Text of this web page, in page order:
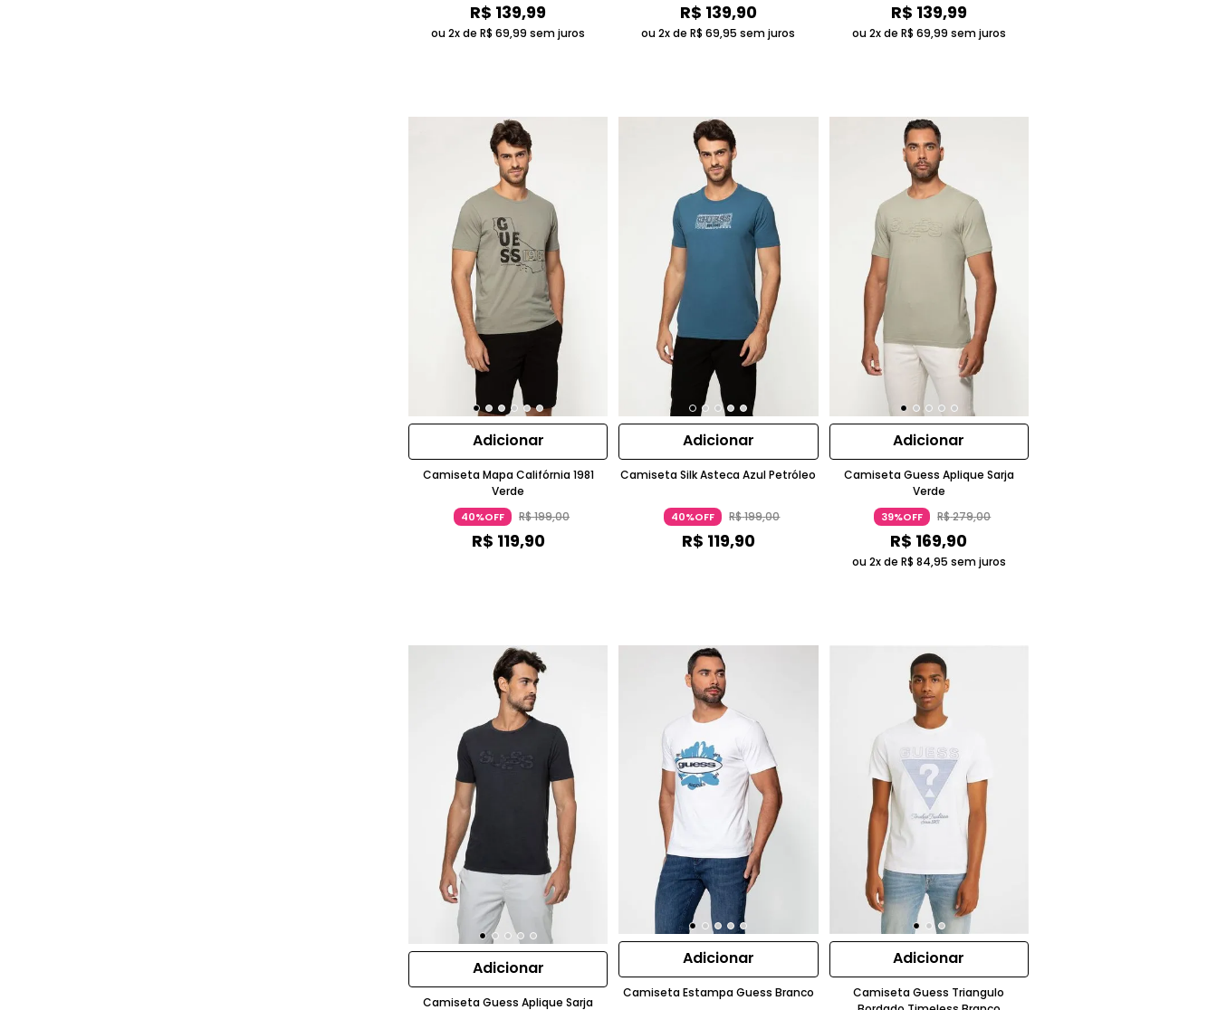
R$ 139,99
ou 2x deR$ 69,99 sem juros
R$ 139,90
ou 2x deR$ 69,95 sem juros
R$ 139,99
ou 2x de R$ 69,99 sem juros
Adicionar
Camiseta Mapa Califórnia 1981
Verde
40%OFF R$199,00
R$ 119,90
Adicionar
Camiseta Silk Asteca Azul Petróleo
40%OFF R$199,00
R$ 119,90
Adicionar
Camiseta Guess Aplique Sarja
Verde
39%OFF R$279,00
R$ 169,90
ou 2x de R$ 84,95 sem juros
Adicionar
Camiseta Guess Aplique Sarja
Adicionar
Camiseta Estampa Guess Branco
Adicionar
Camiseta Guess Triangulo